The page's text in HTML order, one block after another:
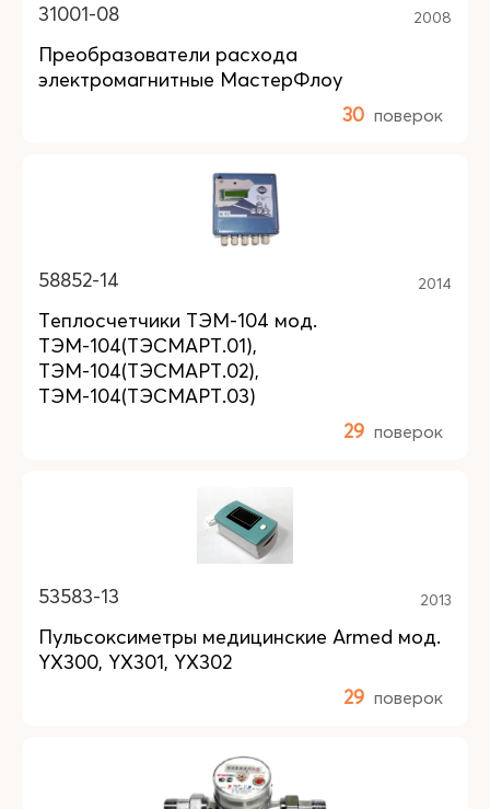
31001-08 2008
Преобразователи расхода
электромагнитные МастерФлоу
30 поверок
58852-14 2014
Теплосчетчики ТЭМ-104 мод.
ТЭМ-104(ТЭСМАРТ.01),
ТЭМ-104(ТЭСМАРТ.02),
ТЭМ-104(ТЭСМАРТ.03)
29 поверок
53583-13 2013
Пульсоксиметры медицинские Armed мод.
YX300, YX301, YX302
29 поверок